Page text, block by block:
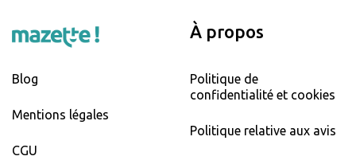
Blog
Mentions légales
CGU
À propos
Politique de
confidentialité et cookies
Politique relative aux avis